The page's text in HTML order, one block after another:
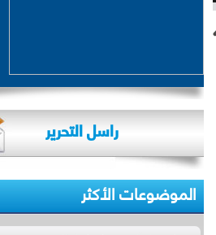
راسل التحرير
الموضوعات الأكثر